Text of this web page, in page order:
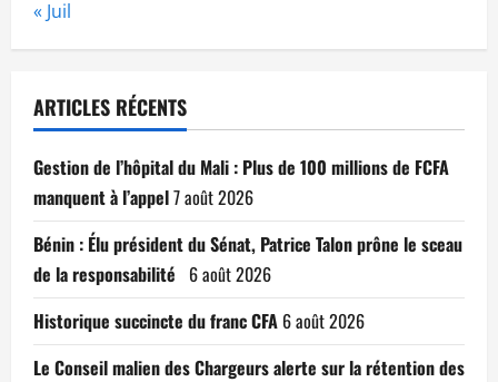
« Juil
ARTICLES RÉCENTS
Gestion de l’hôpital du Mali : Plus de 100 millions de FCFA
manquent à l’appel7 août 2026
Bénin : Élu président du Sénat, Patrice Talon prône le sceau
de la responsabilité 6 août 2026
Historique succincte du franc CFA 6 août 2026
Le Conseil malien des Chargeurs alerte sur la rétention des